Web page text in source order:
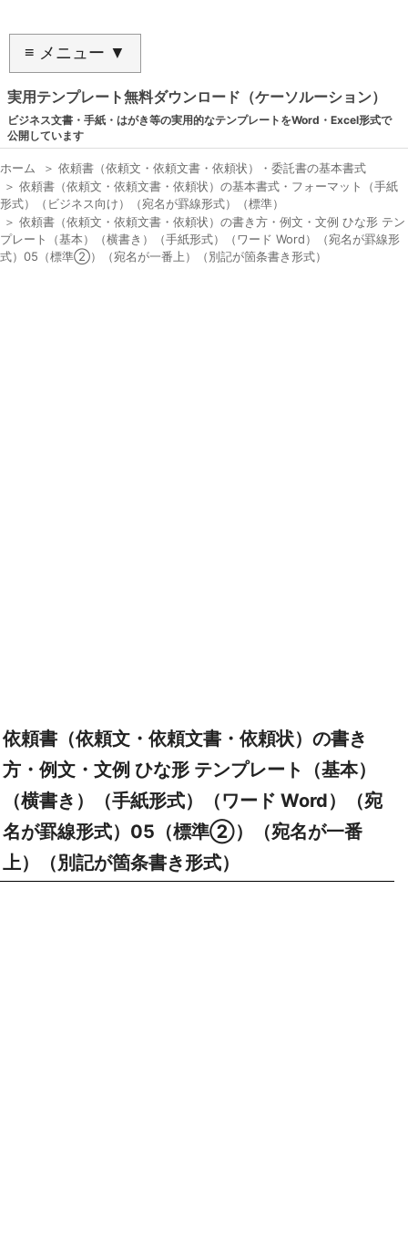
≡ メニュー ▼
実用テンプレート無料ダウンロード（ケーソルーション）
ビジネス文書・手紙・はがき等の実用的なテンプレートをWord・Excel形式で
公開しています
ホーム ＞ 依頼書（依頼文・依頼文書・依頼状）・委託書の基本書式
＞ 依頼書（依頼文・依頼文書・依頼状）の基本書式・フォーマット（手紙
形式）（ビジネス向け）（宛名が罫線形式）（標準）
＞ 依頼書（依頼文・依頼文書・依頼状）の書き方・例文・文例 ひな形 テン
プレート（基本）（横書き）（手紙形式）（ワード Word）（宛名が罫線形
式）05（標準②）（宛名が一番上）（別記が箇条書き形式）
依頼書（依頼文・依頼文書・依頼状）の書き
方・例文・文例 ひな形 テンプレート（基本）
（横書き）（手紙形式）（ワード Word）（宛
名が罫線形式）05（標準②）（宛名が一番
上）（別記が箇条書き形式）